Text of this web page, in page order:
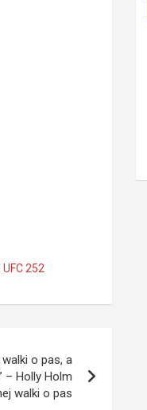
UFC 252
o pas, a
– Holly Holm
walki o pas